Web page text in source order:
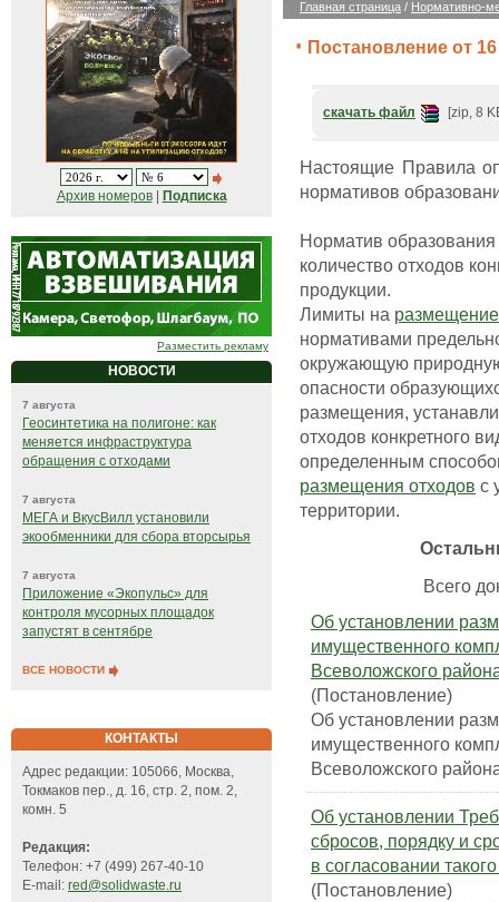
Архив номеров| Подписка
Разместить рекламу
НОВОСТИ
7 августа
Геосинтетика на полигоне: как
меняется инфраструктура
обращения с отходами
7 августа
МЕГА и ВкусВилл установили
экообменники для сбора вторсырья
7 августа
Приложение «Экопульс» для
контроля мусорных площадок
запустят в сентябре
ВСЕ НОВОСТИ
КОНТАКТЫ
Адрес редакции: 105066, Москва,
Токмаков пер., д. 16, стр. 2, пом. 2,
комн. 5
Редакция:
Телефон: +7 (499) 267-40-10
E-mail: red@solidwaste.ru
Главная страница / Нормативно-
Постановление от
скачать файл [zip, 8
Настоящие Правила
нормативов
Норматив
количество отходов
продукции.
Лимиты на
нормативами
окружающую
опасности
размещения,
отходов конкретного
определенным
размещения отходов с
территории.
Всего
Об установлении
имущественного
Всеволожского
(Постановление)
Об установлении
имущественного
Всеволожского
Об установлении
сбросов, порядку и
в согласовании
(Постановление)